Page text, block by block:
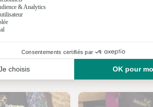
Nos fleuristes à Chamaret